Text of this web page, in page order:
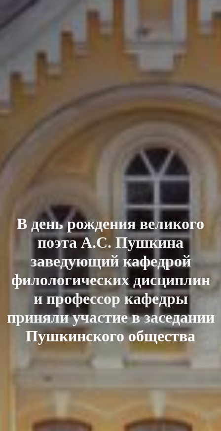
В день рождения великого
поэта А.С. Пушкина
заведующий кафедрой
филологических дисциплин
и профессор кафедры
приняли участие в заседании
Пушкинского общества